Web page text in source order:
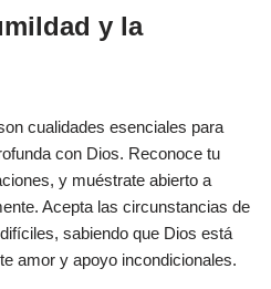
y la
cualidades esenciales para
con Dios. Reconoce tu
y muéstrate abierto a
Acepta las circunstancias de
sabiendo que Dios está
amor y apoyo incondicionales.